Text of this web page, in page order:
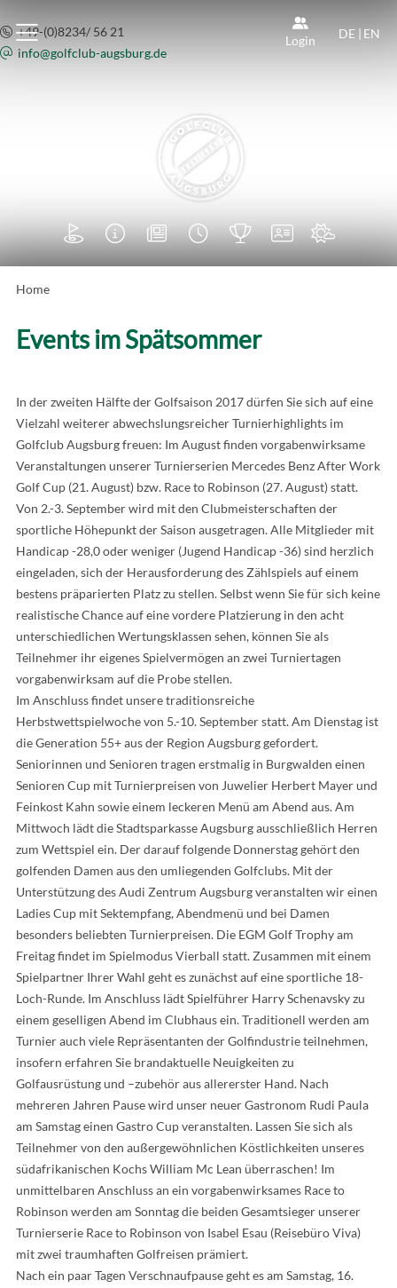
Login DE | EN
+49-(0)8234/ 56 21
info@golfclub-augsburg.de
      
Home
Events im Spätsommer
In der zweiten Hälfte der Golfsaison 2017 dürfen Sie sich auf eine
Vielzahl weiterer abwechslungsreicher Turnierhighlights im
Golfclub Augsburg freuen: Im August finden vorgabenwirksame
Veranstaltungen unserer Turnierserien Mercedes Benz After Work
Golf Cup (21. August) bzw. Race to Robinson (27. August) statt.
Von 2.-3. September wird mit den Clubmeisterschaften der
sportliche Höhepunkt der Saison ausgetragen. Alle Mitglieder mit
Handicap -28,0 oder weniger (Jugend Handicap -36) sind herzlich
eingeladen, sich der Herausforderung des Zählspiels auf einem
bestens präparierten Platz zu stellen. Selbst wenn Sie für sich keine
realistische Chance auf eine vordere Platzierung in den acht
unterschiedlichen Wertungsklassen sehen, können Sie als
Teilnehmer ihr eigenes Spielvermögen an zwei Turniertagen
vorgabenwirksam auf die Probe stellen.
Im Anschluss findet unsere traditionsreiche
Herbstwettspielwoche von 5.-10. September statt. Am Dienstag ist
die Generation 55+ aus der Region Augsburg gefordert.
Seniorinnen und Senioren tragen erstmalig in Burgwalden einen
Senioren Cup mit Turnierpreisen von Juwelier Herbert Mayer und
Feinkost Kahn sowie einem leckeren Menü am Abend aus. Am
Mittwoch lädt die Stadtsparkasse Augsburg ausschließlich Herren
zum Wettspiel ein. Der darauf folgende Donnerstag gehört den
golfenden Damen aus den umliegenden Golfclubs. Mit der
Unterstützung des Audi Zentrum Augsburg veranstalten wir einen
Ladies Cup mit Sektempfang, Abendmenü und bei Damen
besonders beliebten Turnierpreisen. Die EGM Golf Trophy am
Freitag findet im Spielmodus Vierball statt. Zusammen mit einem
Spielpartner Ihrer Wahl geht es zunächst auf eine sportliche 18-
Loch-Runde. Im Anschluss lädt Spielführer Harry Schenavsky zu
einem geselligen Abend im Clubhaus ein. Traditionell werden am
Turnier auch viele Repräsentanten der Golfindustrie teilnehmen,
insofern erfahren Sie brandaktuelle Neuigkeiten zu
Golfausrüstung und –zubehör aus allererster Hand. Nach
mehreren Jahren Pause wird unser neuer Gastronom Rudi Paula
am Samstag einen Gastro Cup veranstalten. Lassen Sie sich als
Teilnehmer von den außergewöhnlichen Köstlichkeiten unseres
südafrikanischen Kochs William Mc Lean überraschen! Im
unmittelbaren Anschluss an ein vorgabenwirksames Race to
Robinson werden am Sonntag die beiden Gesamtsieger unserer
Turnierserie Race to Robinson von Isabel Esau (Reisebüro Viva)
mit zwei traumhaften Golfreisen prämiert.
Nach ein paar Tagen Verschnaufpause geht es am Samstag, 16.